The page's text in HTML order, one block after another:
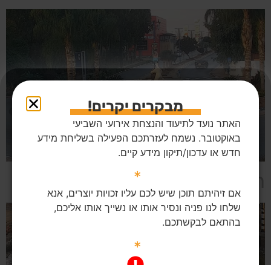
רצח אזרחים ברחוב ובמיגונית
מבקרים יקרים!
האתר נועד לתיעוד והנצחת אירועי השביעי
באוקטובר. נשמח לעזרתכם הפעילה בשליחת מידע
חדש או עדכון/תיקון מידע קיים.
*
אם זיהיתם תוכן שיש לכם עליו זכויות יוצרים, אנא
שלחו לנו פניה ונסיר אותו או נשייך אותו אליכם,
בהתאם לבקשתכם.
*